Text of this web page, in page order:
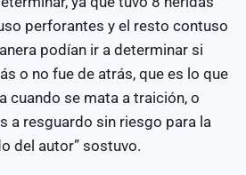
perforantes y el resto contuso
podían ir a determinar si
o no fue de atrás, que es lo que
cuando se mata a traición, o
a resguardo sin riesgo para la
del autor” sostuvo.